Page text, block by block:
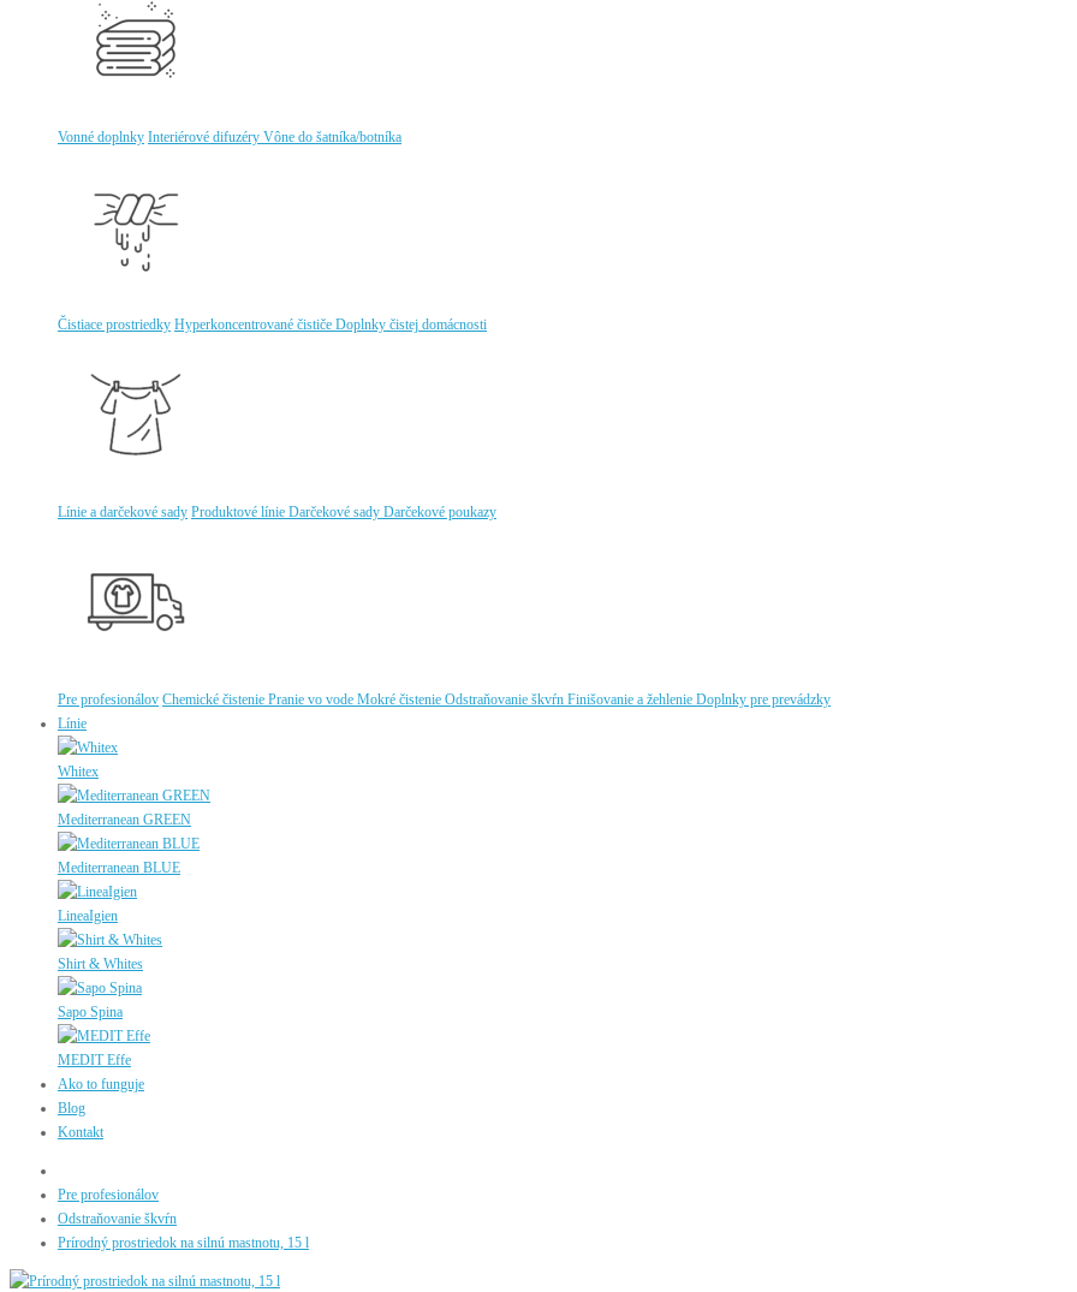
Vonné doplnky Interiérové difuzéry Vône do šatníka/botníka
Čistiace prostriedky Hyperkoncentrované čističe Doplnky čistej domácnosti
Línie a darčekové sady Produktové línie Darčekové sady Darčekové poukazy
Pre profesionálov Chemické čistenie Pranie vo vode Mokré čistenie Odstraňovanie škvŕn Finišovanie a žehlenie Doplnky pre prevádzky
Línie
Whitex
Mediterranean GREEN
Mediterranean BLUE
LineaIgien
Shirt & Whites
Sapo Spina
MEDIT Effe
Ako to funguje
Blog
Kontakt
Pre profesionálov
Odstraňovanie škvŕn
Prírodný prostriedok na silnú mastnotu, 15 l